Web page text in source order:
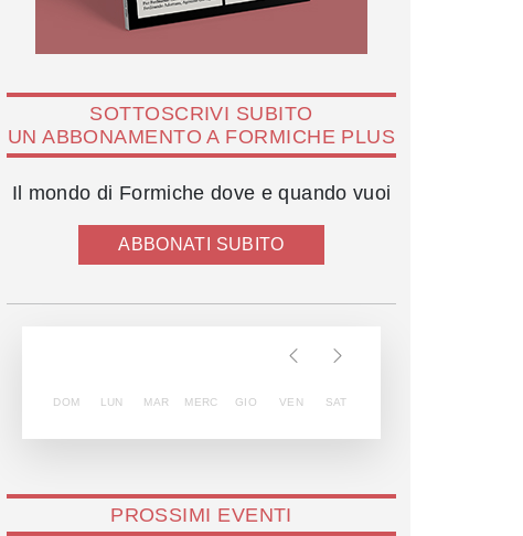
SOTTOSCRIVI SUBITO
UN ABBONAMENTO A FORMICHE PLUS
Il mondo di Formiche dove e quando vuoi
ABBONATI SUBITO
DOM LUN MAR MERC GIO VEN SAT
PROSSIMI EVENTI